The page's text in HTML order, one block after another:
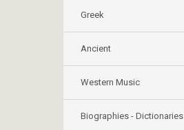
Greek
Ancient
Western Music
Biographies - Dictionaries